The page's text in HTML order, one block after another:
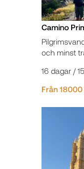
Camino
och minst
16 dagar /
Från